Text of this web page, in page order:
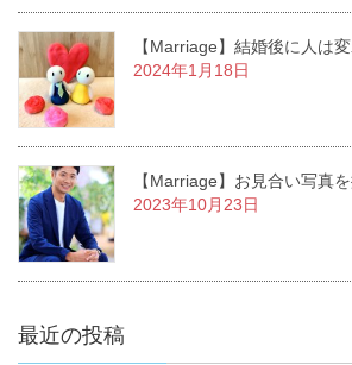
【Marriage】結婚後に人は
2024年1月18日
【Marriage】お見合い写真
2023年10月23日
最近の投稿